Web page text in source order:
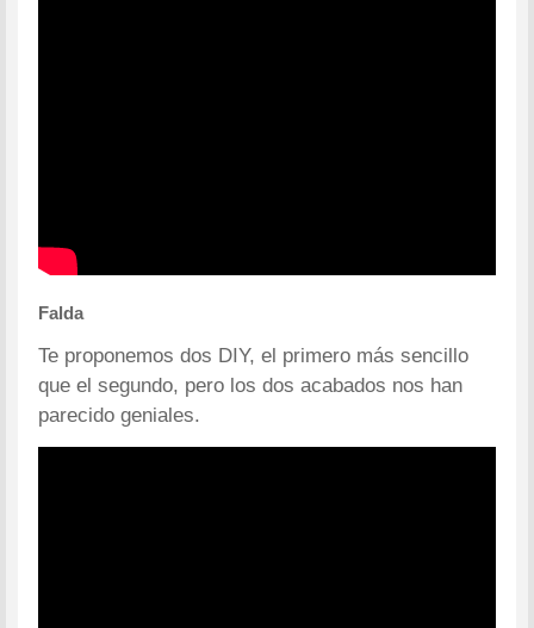
Falda
Te proponemos dos DIY, el primero más sencillo
que el segundo, pero los dos acabados nos han
parecido geniales.